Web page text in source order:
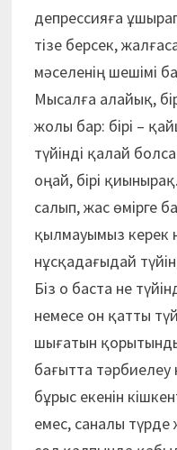
депрессияға
тізе берсек,
мәселенің шешімі
Мысалға алайық,
жолы бар: бірі –
түйінді қалай
оңай, бірі
салып, жас өмірге
қылмауымыз керек
нұсқадағыдай
Біз о баста не
немесе он қатты
шығатын
бағытта тәрбиелеу
бұрыс екенін
емес, саналы түрде